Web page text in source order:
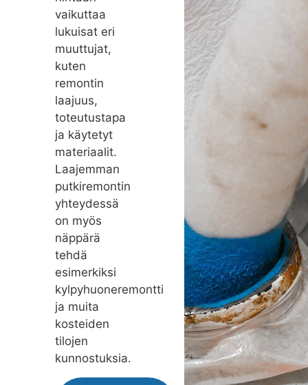
vaikuttaa
lukuisat eri
muuttujat,
kuten
remontin
laajuus,
toteutustapa
ja käytetyt
materiaalit.
Laajemman
putkiremontin
yhteydessä
on myös
näppärä
tehdä
esimerkiksi
kylpyhuoneremontti
ja muita
kosteiden
tilojen
kunnostuksia.